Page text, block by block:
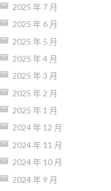
2025 年 7 月
2025 年 6 月
2025 年 5 月
2025 年 4 月
2025 年 3 月
2025 年 2 月
2025 年 1 月
2024 年 12 月
2024 年 11 月
2024 年 10 月
2024 年 9 月